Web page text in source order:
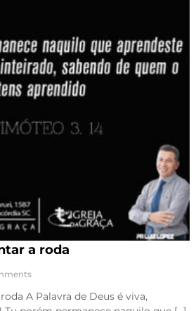
a roda
A Palavra de Deus é viva,